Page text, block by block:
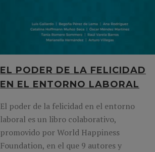
EL PODER DE LA FELICIDAD
EN EL ENTORNO LABORAL
El poder de la felicidad en el entorno
laboral es un libro colaborativo,
promovido por World Happiness
Foundation, en el que 9 autores y